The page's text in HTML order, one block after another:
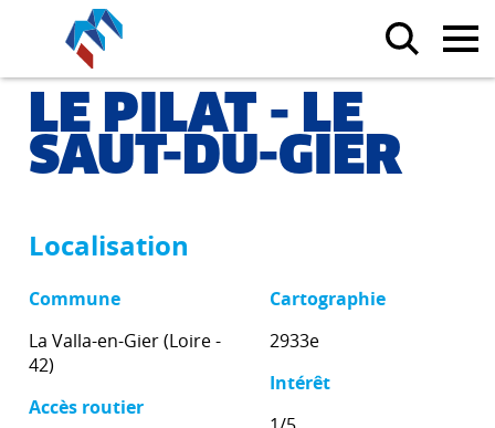
LE PILAT - LE
SAUT-DU-GIER
Localisation
Commune
La Valla-en-Gier (Loire -
42)
Accès routier
Cartographie
2933e
Intérêt